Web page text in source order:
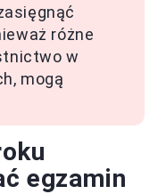
różne
w
mogą
egzamin